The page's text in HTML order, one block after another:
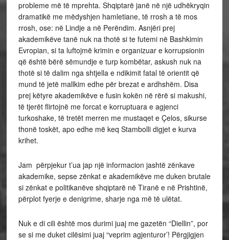
probleme më të mprehta. Shqiptarë janë në një udhëkryqin
dramatikë me mëdyshjen hamletiane, të rrosh a të mos
rrosh, ose: në Lindje a në Perëndim. Asnjëri prej
akademikëve tanë nuk na thotë si te futemi në Bashkimin
Evropian, si ta luftojmë krimin e organizuar e korrupsionin
që është bërë sëmundje e turp kombëtar, askush nuk na
thotë si të dalim nga shtjella e ndikimit fatal të orientit që
mund të jetë mallkim edhe për brezat e ardhshëm. Disa
prej këtyre akademikëve e fusin kokën në rërë si makushi,
të tjerët flirtojnë me forcat e korruptuara e agjenci
turkoshake, të tretët merren me mustaqet e Çelos, sikurse
thonë toskët, apo edhe më keq Stambolli digjet e kurva
krihet.
Jam përpjekur t’ua jap një informacion jashtë zënkave
akademike, sepse zënkat e akademikëve me duken brutale
si zënkat e politikanëve shqiptarë në Tiranë e në Prishtinë,
përplot fyerje e denigrime, sharje nga më të ulëtat.
Nuk e di cili është mos durimi juaj me gazetën “Diellin”, por
se si me duket cilësimi juaj “veprim agjenturor’! Përgjigjen